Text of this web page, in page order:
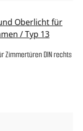
Zimmertüren DIN rechts